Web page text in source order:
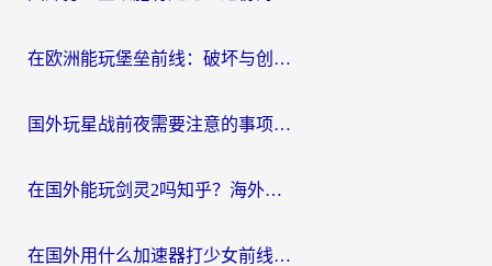
在欧洲能玩堡垒前线：破坏与创造吗？海外党国服游戏不卡顿的秘密
国外玩星战前夜需要注意的事项：一份来自老玩家的网络生存指南
在国外能玩剑灵2吗知乎？海外党亲测有效的国服游戏加速指南
在国外用什么加速器打少女前线：云图计划不卡？一个老玩家的掏心分享